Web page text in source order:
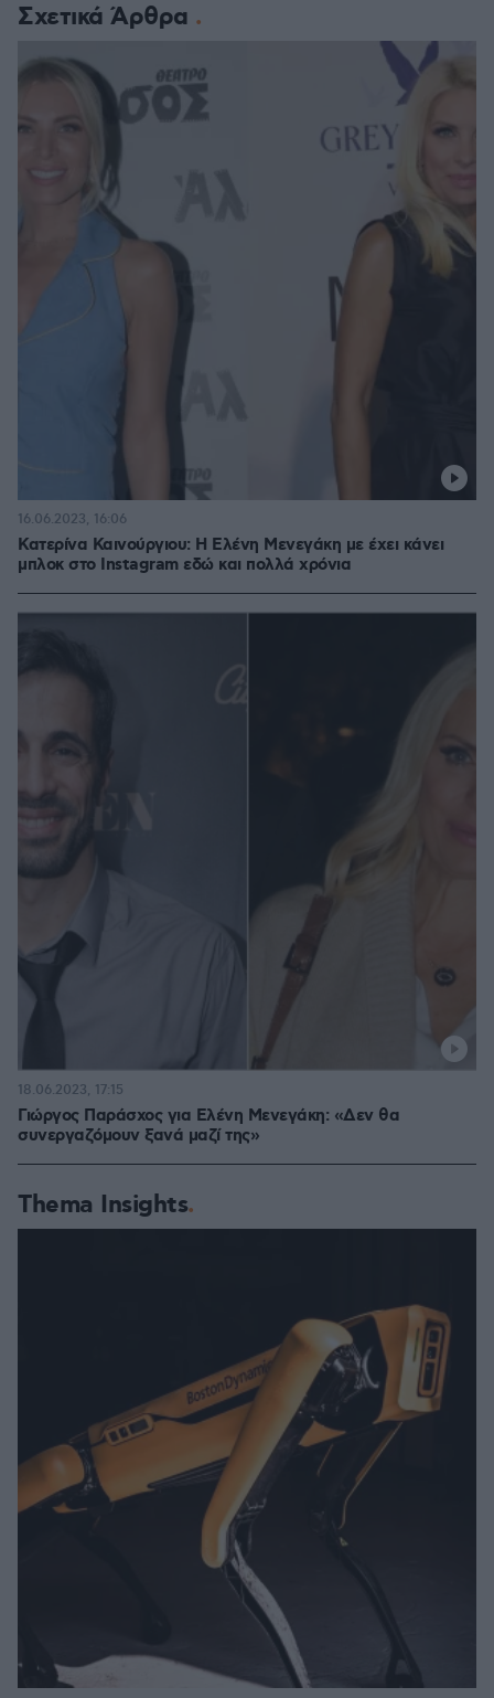
Σχετικά Άρθρα
Κατερίνα Καινούργιου: Η Ελένη Μενεγάκη με έχει κάνει
μπλοκ στο Instagram εδώ και πολλά χρόνια
16.06.2023, 16:06
Γιώργος Παράσχος για Ελένη Μενεγάκη: «Δεν θα
συνεργαζόμουν ξανά μαζί της»
18.06.2023, 17:15
Thema Insights